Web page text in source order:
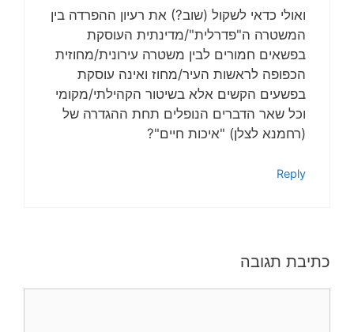
ואולי כדאי לשקול (שוב?) את רעיון ההפרדה בין
המשטרה ה"פדרלית"/מדינתית העוסקת
בפשאים חמורים לבין משטרה עירונית/מחוזית
הכפופה לראשות העיר/מחוז ואינה עוסקת
בפשעים הקשים אלא בשיטור הקהילתי/מקומי
וכל שאר הדברים הנופלים תחת ההגדרה של
(רחמנא לצלן) "איכות חיים"?
Reply
כתיבת תגובה